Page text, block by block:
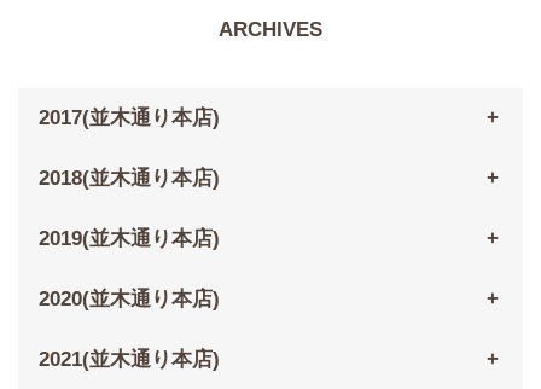
ARCHIVES
2017(並木通り本店)
2018(並木通り本店)
2019(並木通り本店)
2020(並木通り本店)
2021(並木通り本店)